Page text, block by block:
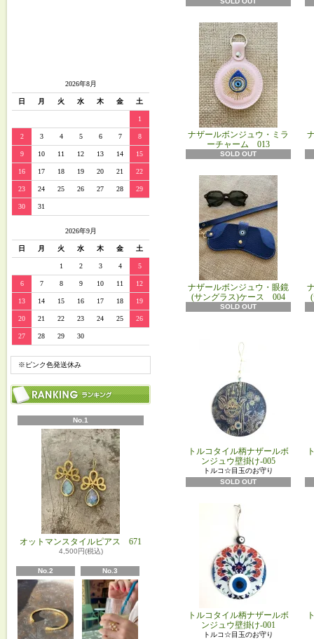
2026年8月
日 月 火 水 木 金 土
1
2 3 4 5 6 7 8
9 10 11 12 13 14 15
16 17 18 19 20 21 22
23 24 25 26 27 28 29
30 31
2026年9月
日 月 火 水 木 金 土
1 2 3 4 5
6 7 8 9 10 11 12
13 14 15 16 17 18 19
20 21 22 23 24 25 26
27 28 29 30
※ピンク色発送休み
No.1
オットマンスタイルピアス 671
4,500円(税込)
No.2 No.3
ナザールボンジュウ・ミラ
ーチャーム 013
SOLD OUT
ナザールボンジュウ・眼鏡
(サングラス)ケース 004
SOLD OUT
トルコタイル柄ナザールボ
ンジュウ壁掛け-005
トルコ☆目玉のお守り
SOLD OUT
トルコタイル柄ナザールボ
ンジュウ壁掛け-001
トルコ☆目玉のお守り